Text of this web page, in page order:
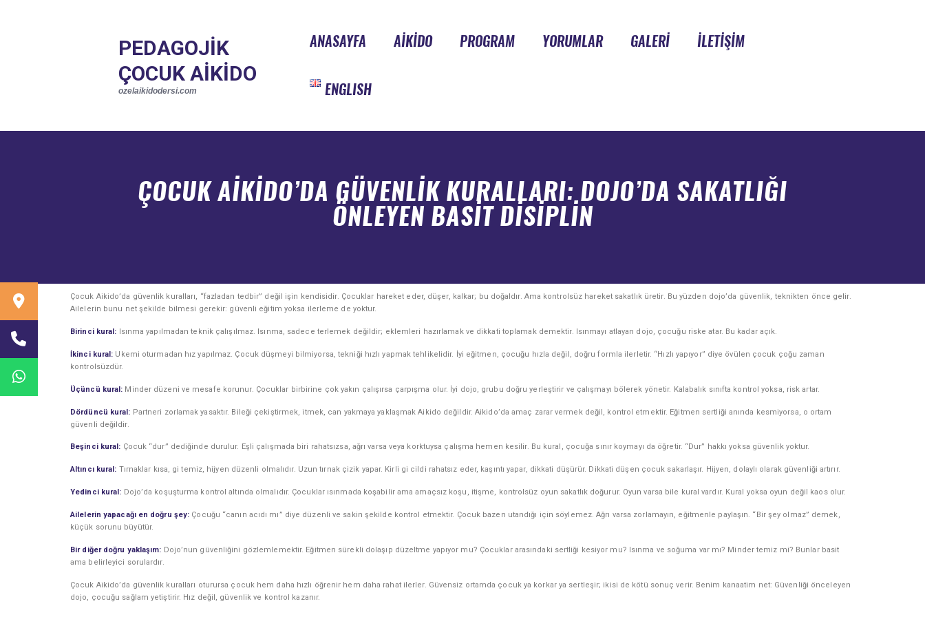
PEDAGOJIK
ÇOCUK AIKIDO
ozelaikidodersi.com
ANASAYFA AIKIDO PROGRAM YORUMLAR GALERI İLETIŞIM
ENGLISH
ÇOCUK AIKIDO’DA GÜVENLIK KURALLARI: DOJO’DA SAKATLIĞI
ÖNLEYEN BASIT DISIPLIN
PEDAGOJIK ÇOCUK AIKIDO
ozelaikidodersi.com
Çocuk Aikido’da güvenlik kuralları, “fazladan tedbir” değil işin kendisidir. Çocuklar hareket eder, düşer, kalkar; bu doğaldır. Ama kontrolsüz hareket sakatlık üretir. Bu yüzden dojo’da güvenlik, teknikten önce gelir.
Ailelerin bunu net şekilde bilmesi gerekir: güvenli eğitim yoksa ilerleme de yoktur.
Birinci kural: Isınma yapılmadan teknik çalışılmaz. Isınma, sadece terlemek değildir; eklemleri hazırlamak ve dikkati toplamak demektir. Isınmayı atlayan dojo, çocuğu riske atar. Bu kadar açık.
İkinci kural: Ukemi oturmadan hız yapılmaz. Çocuk düşmeyi bilmiyorsa, tekniği hızlı yapmak tehlikelidir. İyi eğitmen, çocuğu hızla değil, doğru formla ilerletir. “Hızlı yapıyor” diye övülen çocuk çoğu zaman
kontrolsüzdür.
Üçüncü kural: Minder düzeni ve mesafe korunur. Çocuklar birbirine çok yakın çalışırsa çarpışma olur. İyi dojo, grubu doğru yerleştirir ve çalışmayı bölerek yönetir. Kalabalık sınıfta kontrol yoksa, risk artar.
Dördüncü kural: Partneri zorlamak yasaktır. Bileği çekiştirmek, itmek, can yakmaya yaklaşmak Aikido değildir. Aikido’da amaç zarar vermek değil, kontrol etmektir. Eğitmen sertliği anında kesmiyorsa, o ortam
güvenli değildir.
Beşinci kural: Çocuk “dur” dediğinde durulur. Eşli çalışmada biri rahatsızsa, ağrı varsa veya korktuysa çalışma hemen kesilir. Bu kural, çocuğa sınır koymayı da öğretir. “Dur” hakkı yoksa güvenlik yoktur.
Altıncı kural: Tırnaklar kısa, gi temiz, hijyen düzenli olmalıdır. Uzun tırnak çizik yapar. Kirli gi cildi rahatsız eder, kaşıntı yapar, dikkati düşürür. Dikkati düşen çocuk sakarlaşır. Hijyen, dolaylı olarak güvenliği artırır.
Yedinci kural: Dojo’da koşuşturma kontrol altında olmalıdır. Çocuklar ısınmada koşabilir ama amaçsız koşu, itişme, kontrolsüz oyun sakatlık doğurur. Oyun varsa bile kural vardır. Kural yoksa oyun değil kaos olur.
Ailelerin yapacağı en doğru şey: Çocuğu “canın acıdı mı” diye düzenli ve sakin şekilde kontrol etmektir. Çocuk bazen utandığı için söylemez. Ağrı varsa zorlamayın, eğitmenle paylaşın. “Bir şey olmaz” demek,
küçük sorunu büyütür.
Bir diğer doğru yaklaşım: Dojo’nun güvenliğini gözlemlemektir. Eğitmen sürekli dolaşıp düzeltme yapıyor mu? Çocuklar arasındaki sertliği kesiyor mu? Isınma ve soğuma var mı? Minder temiz mi? Bunlar basit
ama belirleyici sorulardır.
Çocuk Aikido’da güvenlik kuralları oturursa çocuk hem daha hızlı öğrenir hem daha rahat ilerler. Güvensiz ortamda çocuk ya korkar ya sertleşir; ikisi de kötü sonuç verir. Benim kanaatim net: Güvenliği önceleyen
dojo, çocuğu sağlam yetiştirir. Hız değil, güvenlik ve kontrol kazanır.